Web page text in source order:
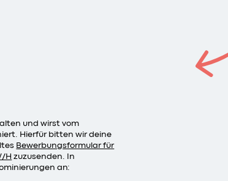
und wirst vom
Hierfür bitten wir deine
Bewerbungsformular für
H zuzusenden. In
an: